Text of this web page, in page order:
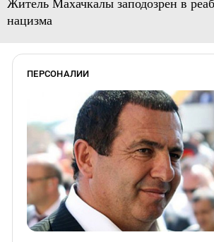
нацизма
ПЕРСОНАЛИИ